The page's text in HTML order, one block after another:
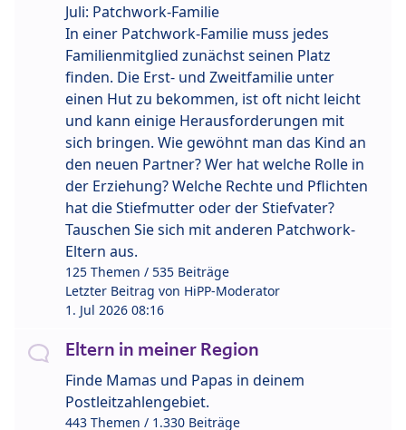
Juli: Patchwork-Familie
In einer Patchwork-Familie muss jedes
Familienmitglied zunächst seinen Platz
finden. Die Erst- und Zweitfamilie unter
einen Hut zu bekommen, ist oft nicht leicht
und kann einige Herausforderungen mit
sich bringen. Wie gewöhnt man das Kind an
den neuen Partner? Wer hat welche Rolle in
der Erziehung? Welche Rechte und Pflichten
hat die Stiefmutter oder der Stiefvater?
Tauschen Sie sich mit anderen Patchwork-
Eltern aus.
125 Themen / 535 Beiträge
Letzter Beitrag von HiPP-Moderator
1. Jul 2026 08:16
Eltern in meiner Region
Finde Mamas und Papas in deinem
Postleitzahlengebiet.
443 Themen / 1.330 Beiträge